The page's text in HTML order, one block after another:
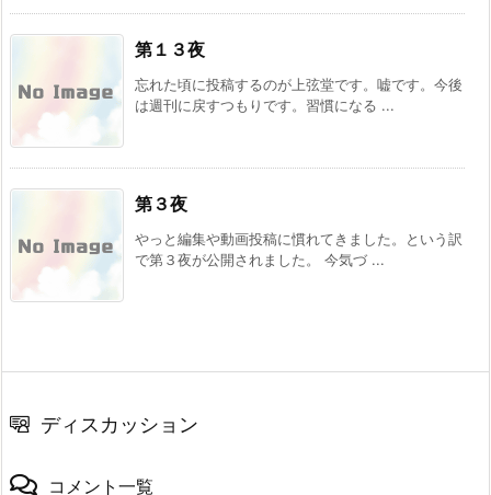
第１３夜
忘れた頃に投稿するのが上弦堂です。嘘です。今後
は週刊に戻すつもりです。習慣になる ...
第３夜
やっと編集や動画投稿に慣れてきました。という訳
で第３夜が公開されました。 今気づ ...
ディスカッション
コメント一覧